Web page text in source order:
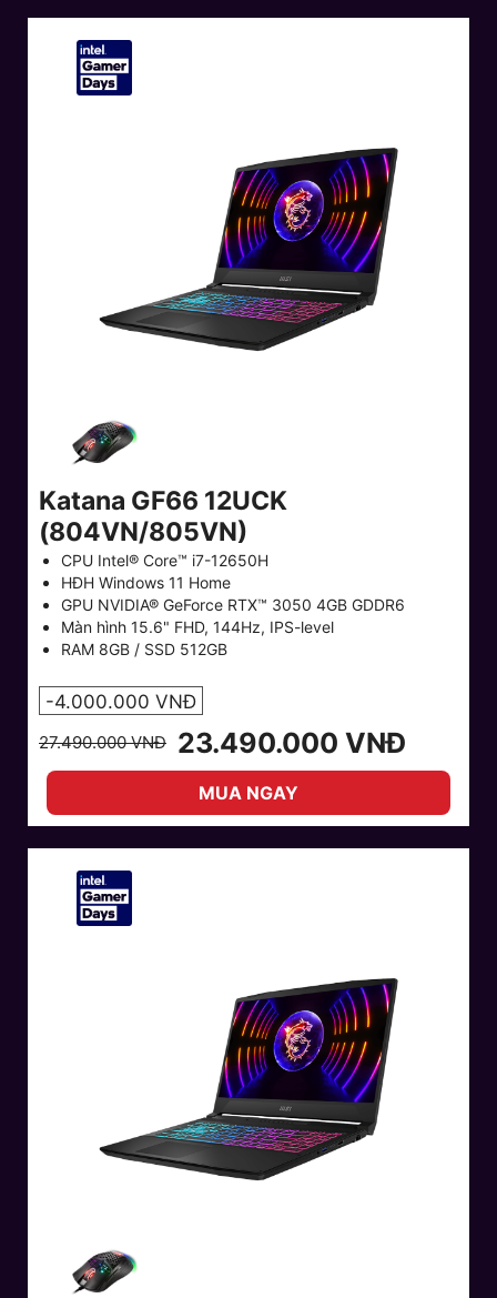
Katana GF66 12UCK
(804VN/805VN)
CPU Intel® Core™ i7-12650H
HĐH Windows 11 Home
GPU NVIDIA® GeForce RTX™ 3050 4GB GDDR6
Màn hình 15.6" FHD, 144Hz, IPS-level
RAM 8GB / SSD 512GB
-4.000.000 VNĐ
27.490.000 VNĐ 23.490.000 VNĐ
MUA NGAY